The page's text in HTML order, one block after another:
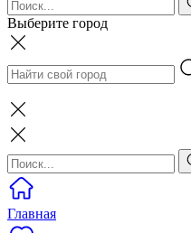
Выберите город
Главная